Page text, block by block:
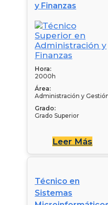
y Finanzas
Hora:
2000h
Área:
Administración y
Grado:
Grado Superior
Leer Más
Técnico en
Sistemas